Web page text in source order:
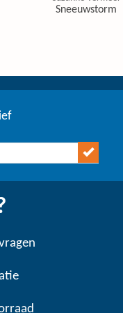
Sneeuwstorm